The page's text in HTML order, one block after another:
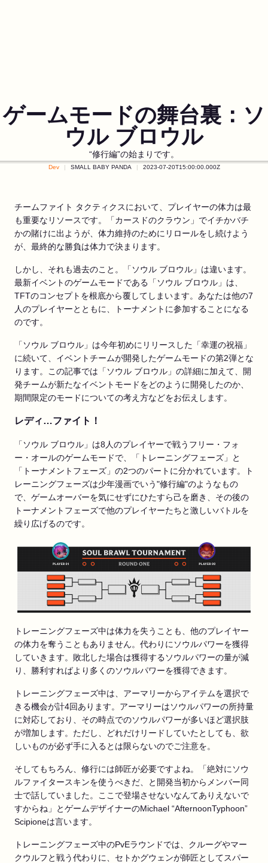
ゲームモードの舞台裏：ソ
ウル ブロウル
“修行編”の始まりです。
Dev SMALL BABY PANDA 2023-07-20T15:00:00.000Z
チームファイト タクティクスにおいて、プレイヤーの体力は最
も重要なリソースです。「カースドのクラウン」でイチかバチ
かの賭けに出ようが、体力維持のためにリロールをし続けよう
が、最終的な勝負は体力で決まります。
しかし、それも過去のこと。「ソウル ブロウル」は違います。
最新イベントのゲームモードである「ソウル ブロウル」は、
TFTのコンセプトを根底から覆してしまいます。あなたは他の7
人のプレイヤーとともに、トーナメントに参加することになる
のです。
「ソウル ブロウル」は今年初めにリリースした「幸運の祝福」
に続いて、イベントチームが開発したゲームモードの第2弾とな
ります。この記事では「ソウル ブロウル」の詳細に加えて、開
発チームが新たなイベントモードをどのように開発したのか、
期間限定のモードについての考え方などをお伝えします。
レディ…ファイト！
「ソウル ブロウル」は8人のプレイヤーで戦うフリー・フォ
ー・オールのゲームモードで、「トレーニングフェーズ」と
「トーナメントフェーズ」の2つのパートに分かれています。ト
レーニングフェーズは少年漫画でいう"修行編"のようなもの
で、ゲームオーバーを気にせずにひたすら己を磨き、その後の
トーナメントフェーズで他のプレイヤーたちと激しいバトルを
繰り広げるのです。
トレーニングフェーズ中は体力を失うことも、他のプレイヤー
の体力を奪うこともありません。代わりにソウルパワーを獲得
していきます。敗北した場合は獲得するソウルパワーの量が減
り、勝利すればより多くのソウルパワーを獲得できます。
トレーニングフェーズ中は、アーマリーからアイテムを選択で
きる機会が計4回あります。アーマリーはソウルパワーの所持量
に対応しており、その時点でのソウルパワーが多いほど選択肢
が増加します。ただし、どれだけリードしていたとしても、欲
しいものが必ず手に入るとは限らないのでご注意を。
そしてもちろん、修行には師匠が必要ですよね。「絶対にソウ
ルファイタースキンを使うべきだ、と開発当初からメンバー同
士で話していました。ここで登場させないなんてありえないで
すからね」とゲームデザイナーのMichael “AfternoonTyphoon”
Scipioneは言います。
トレーニングフェーズ中のPvEラウンドでは、クルーグやマー
クウルフと戦う代わりに、セトかグウェンが師匠としてスパー